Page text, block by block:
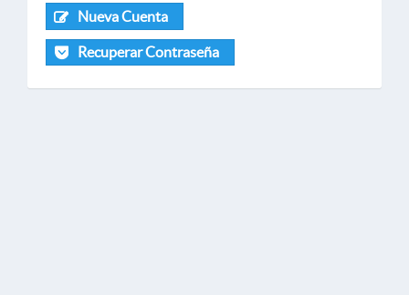
Nueva Cuenta
Recuperar Contraseña